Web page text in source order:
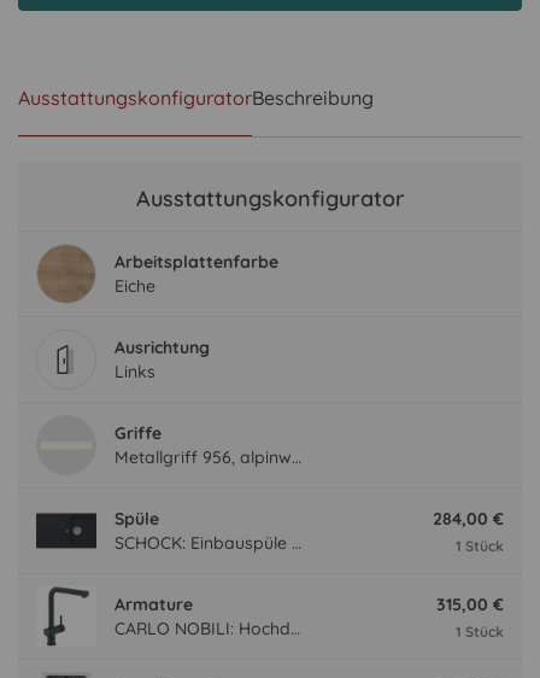
AusstattungskonfiguratorBeschreibung
Ausstattungskonfigurator
Arbeitsplattenfarbe
Eiche
Ausrichtung
Links
Griffe
Metallgriff 956, alpinweiß
Spüle
SCHOCK: Einbauspüle Formhaus D-100, aus CRISTALITE®, Onyx 87324
284,00 €
1 Stück
Armature
CARLO NOBILI: Hochdruck- Einhebelmischbatterie Live, Mischbatterie, Schwarz matt 17791
315,00 €
1 Stück